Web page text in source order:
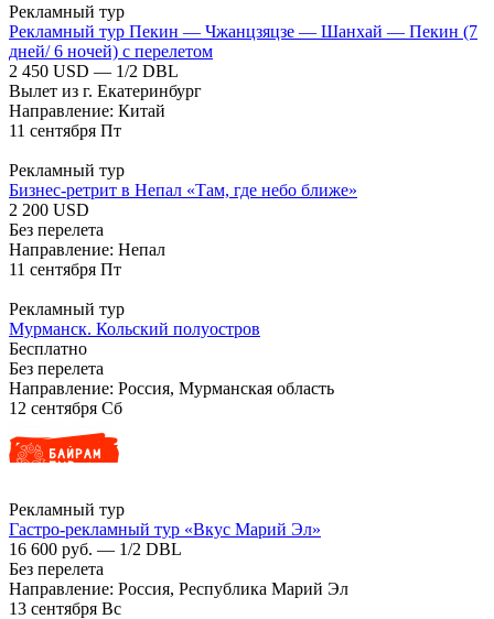
Рекламный тур
Рекламный тур Пекин — Чжанцзяцзе — Шанхай — Пекин (7
дней/ 6 ночей) с перелетом
2 450 USD — 1/2 DBL
Вылет из г. Екатеринбург
Направление: Китай
11 сентября Пт
Рекламный тур
Бизнес-ретрит в Непал «Там, где небо ближе»
2 200 USD
Без перелета
Направление: Непал
11 сентября Пт
Рекламный тур
Мурманск. Кольский полуостров
Бесплатно
Без перелета
Направление: Россия, Мурманская область
12 сентября Сб
Рекламный тур
Гастро-рекламный тур «Вкус Марий Эл»
16 600 руб. — 1/2 DBL
Без перелета
Направление: Россия, Республика Марий Эл
13 сентября Вс